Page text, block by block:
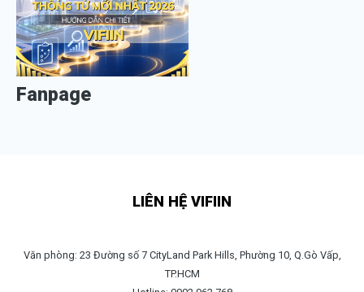
Fanpage
LIÊN HỆ VIFIIN
Văn phòng: 23 Đường số 7 CityLand Park Hills, Phường 10, Q.Gò Vấp,
TP.HCM